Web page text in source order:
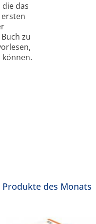
das
zu
Produkte des Monats